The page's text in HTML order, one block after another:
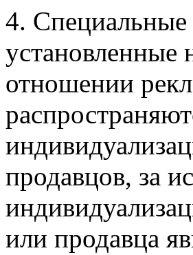
4. Специальные
установленные
отношении
продавцов, за
или продавца